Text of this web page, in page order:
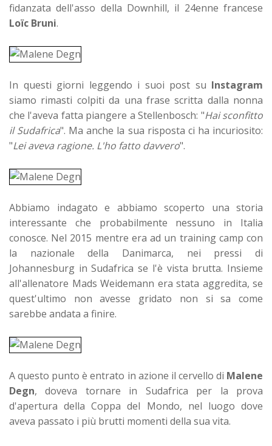
fidanzata dell'asso della Downhill, il 24enne francese
Loïc Bruni.
In questi giorni leggendo i suoi post su Instagram
siamo rimasti colpiti da una frase scritta dalla nonna
che l'aveva fatta piangere a Stellenbosch: "Hai sconfitto
il Sudafrica". Ma anche la sua risposta ci ha incuriosito:
"Lei aveva ragione. L'ho fatto davvero".
Abbiamo indagato e abbiamo scoperto una storia
interessante che probabilmente nessuno in Italia
conosce. Nel 2015 mentre era ad un training camp con
la nazionale della Danimarca, nei pressi di
Johannesburg in Sudafrica se l'è vista brutta. Insieme
all'allenatore Mads Weidemann era stata aggredita, se
quest'ultimo non avesse gridato non si sa come
sarebbe andata a finire.
A questo punto è entrato in azione il cervello di Malene
Degn, doveva tornare in Sudafrica per la prova
d'apertura della Coppa del Mondo, nel luogo dove
aveva passato i più brutti momenti della sua vita.